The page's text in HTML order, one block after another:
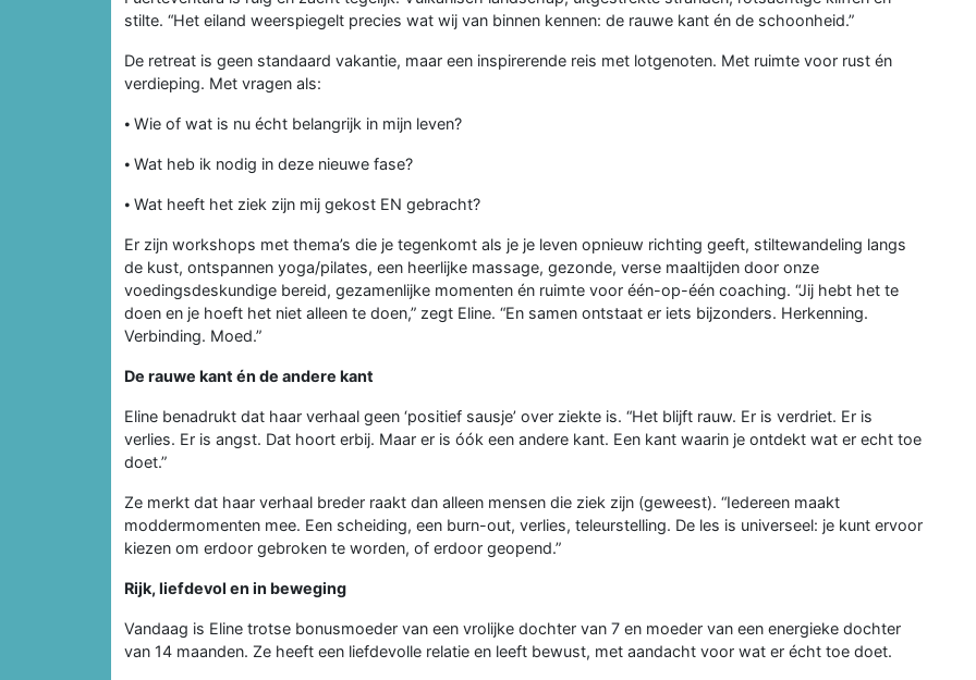
stilte. “Het eiland weerspiegelt precies wat wij van binnen kennen: de rauwe kant én de schoonheid.”
De retreat is geen standaard vakantie, maar een inspirerende reis met lotgenoten. Met ruimte voor rust én
verdieping. Met vragen als:
⦁ Wie of wat is nu écht belangrijk in mijn leven?
⦁ Wat heb ik nodig in deze nieuwe fase?
⦁ Wat heeft het ziek zijn mij gekost EN gebracht?
Er zijn workshops met thema’s die je tegenkomt als je je leven opnieuw richting geeft, stiltewandeling langs
de kust, ontspannen yoga/pilates, een heerlijke massage, gezonde, verse maaltijden door onze
voedingsdeskundige bereid, gezamenlijke momenten én ruimte voor één-op-één coaching. “Jij hebt het te
doen en je hoeft het niet alleen te doen,” zegt Eline. “En samen ontstaat er iets bijzonders. Herkenning.
Verbinding. Moed.”
De rauwe kant én de andere kant
Eline benadrukt dat haar verhaal geen ‘positief sausje’ over ziekte is. “Het blijft rauw. Er is verdriet. Er is
verlies. Er is angst. Dat hoort erbij. Maar er is óók een andere kant. Een kant waarin je ontdekt wat er echt toe
doet.”
Ze merkt dat haar verhaal breder raakt dan alleen mensen die ziek zijn (geweest). “Iedereen maakt
moddermomenten mee. Een scheiding, een burn-out, verlies, teleurstelling. De les is universeel: je kunt ervoor
kiezen om erdoor gebroken te worden, of erdoor geopend.”
Rijk, liefdevol en in beweging
Vandaag is Eline trotse bonusmoeder van een vrolijke dochter van 7 en moeder van een energieke dochter
van 14 maanden. Ze heeft een liefdevolle relatie en leeft bewust, met aandacht voor wat er écht toe doet.